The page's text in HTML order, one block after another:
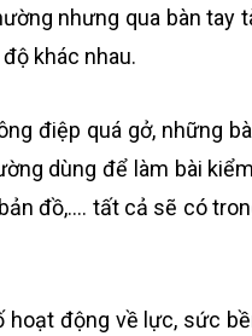
nhưng qua bàn tay
khác nhau.
điệp quá gở, những
dùng để làm bài
đồ,…. tất cả sẽ có
động về lực, sức